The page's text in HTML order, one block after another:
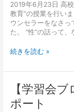
2019年6月23日 高
教育”の授業を行い
ウンセラーをなさっ
た。 “性”の話って
ガ
チ
ゼ
ミ“性
育”の
業
続きを読む »
【学習会
ポート
【学
会